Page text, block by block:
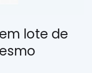
lote de